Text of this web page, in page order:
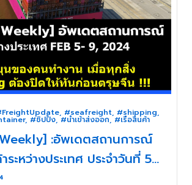
, #seafreight, #shipping,
, #ชิปปิ้ง,#นำเข้าส่งออก,#เรือสินค้า
:อัพเดตสถานการณ์
ะหว่างประเทศ ประจำวันที่ 5-
2567 กับ ZUPPORTS !!!